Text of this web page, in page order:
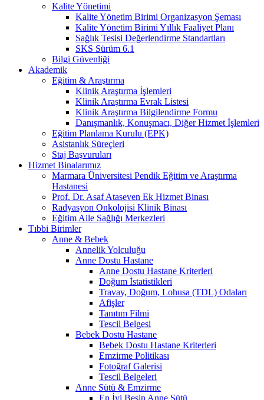
Kalite Yönetimi
Kalite Yönetim Birimi Organizasyon Şeması
Kalite Yönetim Birimi Yıllık Faaliyet Planı
Sağlık Tesisi Değerlendirme Standartları
SKS Sürüm 6.1
Bilgi Güvenliği
Akademik
Eğitim & Araştırma
Klinik Araştırma İşlemleri
Klinik Araştırma Evrak Listesi
Klinik Araştırma Bilgilendirme Formu
Danışmanlık, Konuşmacı, Diğer Hizmet İşlemleri
Eğitim Planlama Kurulu (EPK)
Asistanlık Süreçleri
Staj Başvuruları
Hizmet Binalarımız
Marmara Üniversitesi Pendik Eğitim ve Araştırma
Hastanesi
Prof. Dr. Asaf Ataseven Ek Hizmet Binası
Radyasyon Onkolojisi Klinik Binası
Eğitim Aile Sağlığı Merkezleri
Tıbbi Birimler
Anne & Bebek
Annelik Yolculuğu
Anne Dostu Hastane
Anne Dostu Hastane Kriterleri
Doğum İstatistikleri
Travay, Doğum, Lohusa (TDL) Odaları
Afişler
Tanıtım Filmi
Tescil Belgesi
Bebek Dostu Hastane
Bebek Dostu Hastane Kriterleri
Emzirme Politikası
Fotoğraf Galerisi
Tescil Belgeleri
Anne Sütü & Emzirme
En İyi Besin Anne Sütü